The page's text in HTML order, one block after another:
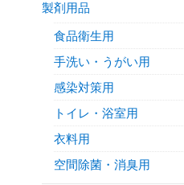
製剤用品
食品衛生用
手洗い・うがい用
感染対策用
トイレ・浴室用
衣料用
空間除菌・消臭用